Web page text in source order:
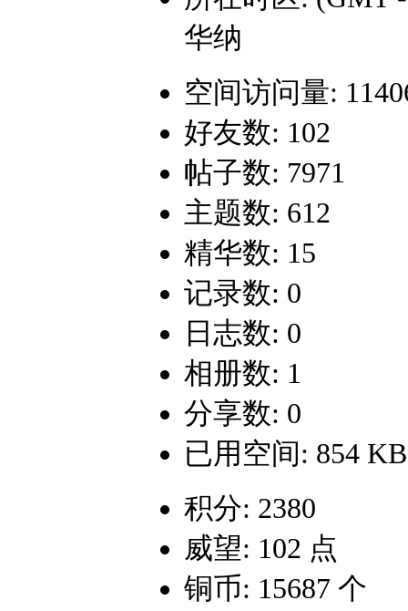
华纳
空间访问量:
好友数: 102
帖子数: 7971
主题数: 612
精华数: 15
记录数: 0
日志数: 0
相册数: 1
分享数: 0
已用空间: 854 KB
积分: 2380
威望: 102 点
铜币: 15687 个